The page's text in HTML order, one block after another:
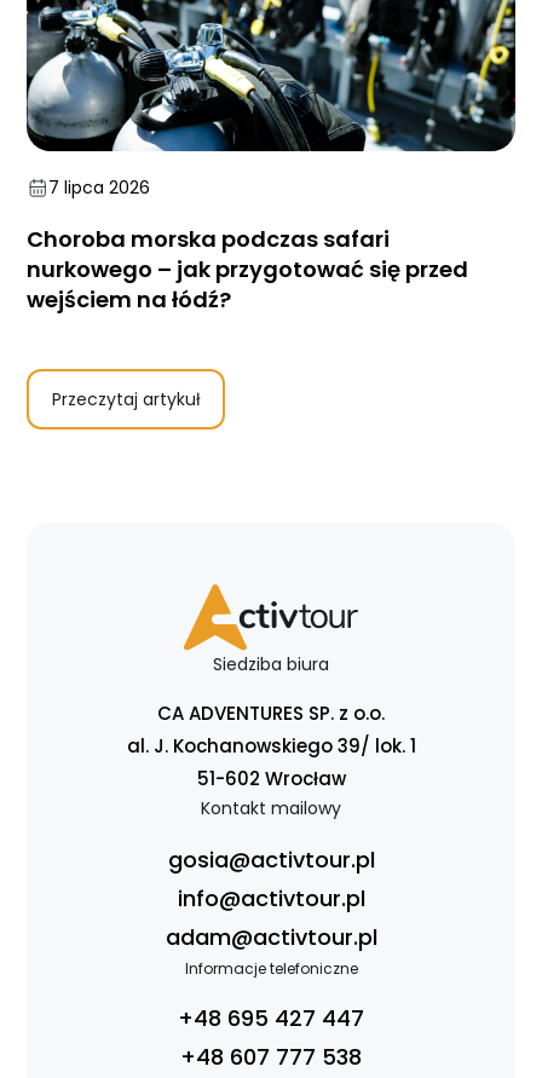
7 lipca 2026
Choroba morska podczas safari
nurkowego – jak przygotować się przed
wejściem na łódź?
Przeczytaj artykuł
Siedziba biura
CA ADVENTURES SP. z o.o.
al. J. Kochanowskiego 39/ lok. 1
51-602 Wrocław
Kontakt mailowy
gosia@activtour.pl
info@activtour.pl
adam@activtour.pl
Informacje telefoniczne
+48 695 427 447
+48 607 777 538